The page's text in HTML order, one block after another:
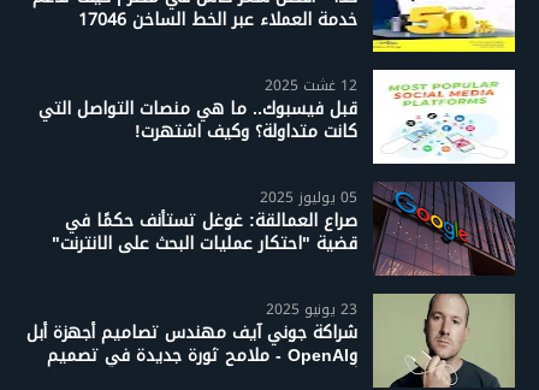
خدمة العملاء عبر الخط الساخن 17046
12 غشت 2025
قبل فيسبوك.. ما هي منصات التواصل التي
كانت متداولة؟ وكيف اشتهرت!
05 يوليوز 2025
صراع العمالقة: غوغل تستأنف حكمًا في
قضية "احتكار عمليات البحث على الانترنت"
23 يونيو 2025
شراكة جوني آيف مهندس تصاميم أجهزة أبل
وOpenAI - ملامح ثورة جديدة في تصميم